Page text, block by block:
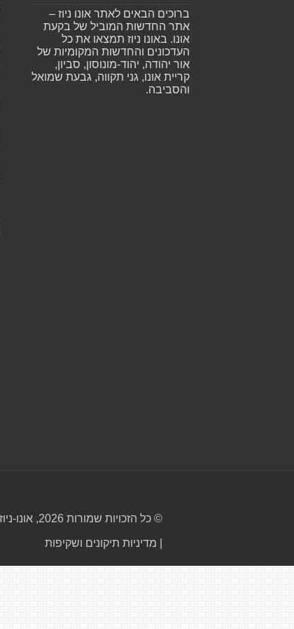
ברוכים הבאים לאתר אונו ניוז –
אתר החדשות המוביל של בקעת
אונו. באונו ניוז תמצאו את כל
העדכונים והחדשות המקומיות של
אור יהודה, יהוד-מונוסון, סביון,
קריית אונו, גני תקווה, גבעת שמואל
והסביבה.
© כל הזכויות שמורות 2026, אונו-ניוז.
מדיניות תיקונים ושקיפות